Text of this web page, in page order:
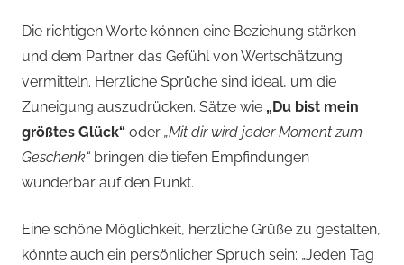
Die richtigen Worte können eine Beziehung stärken
und dem Partner das Gefühl von Wertschätzung
vermitteln. Herzliche Sprüche sind ideal, um die
Zuneigung auszudrücken. Sätze wie „Du bist mein
größtes Glück“ oder „Mit dir wird jeder Moment zum
Geschenk“ bringen die tiefen Empfindungen
wunderbar auf den Punkt.
Eine schöne Möglichkeit, herzliche Grüße zu gestalten,
könnte auch ein persönlicher Spruch sein: „Jeden Tag